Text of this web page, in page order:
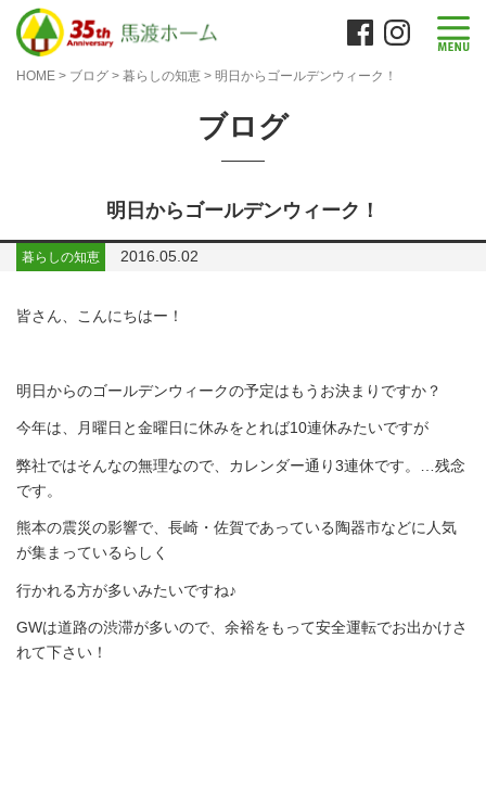
HOME > ブログ > 暮らしの知恵 > 明日からゴールデンウィーク！
ブログ
明日からゴールデンウィーク！
暮らしの知恵 2016.05.02
皆さん、こんにちはー！
明日からのゴールデンウィークの予定はもうお決まりですか？
今年は、月曜日と金曜日に休みをとれば10連休みたいですが
弊社ではそんなの無理なので、カレンダー通り3連休です。…残念
です。
熊本の震災の影響で、長崎・佐賀であっている陶器市などに人気
が集まっているらしく
行かれる方が多いみたいですね♪
GWは道路の渋滞が多いので、余裕をもって安全運転でお出かけさ
れて下さい！